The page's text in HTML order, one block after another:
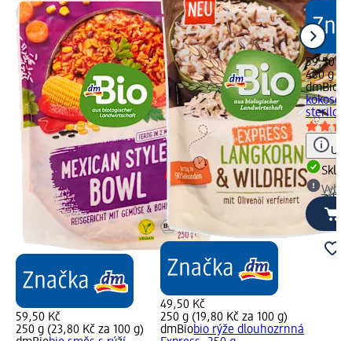
59,50 Kč
250 g (23,80 Kč za 100 g)
49,50 Kč
250 g (19,80 Kč za 100 g)
dmBiobio rýže dlouhozrnná
59,50 Kč
400 g
dmBio